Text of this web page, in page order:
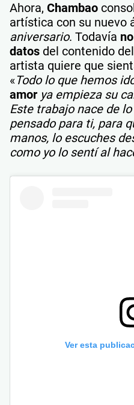
Ahora, Chambao
artística con su nuevo
aniversario. Todavía
datos del contenido
artista quiere que
«Todo lo que hemos
amor ya empieza su
Este trabajo nace de
pensado para ti, para
manos, lo escuches
como yo lo sentí al
Ver esta